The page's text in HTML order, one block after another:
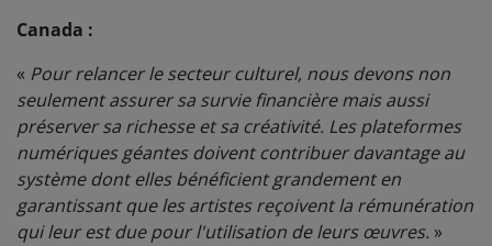
Canada :
« Pour relancer le secteur culturel, nous devons non
seulement assurer sa survie financière mais aussi
préserver sa richesse et sa créativité. Les plateformes
numériques géantes doivent contribuer davantage au
système dont elles bénéficient grandement en
garantissant que les artistes reçoivent la rémunération
qui leur est due pour l'utilisation de leurs œuvres. »